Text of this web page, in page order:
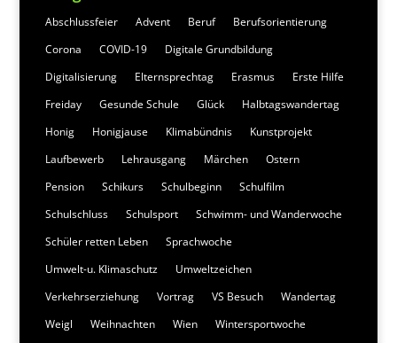
Abschlussfeier Advent Beruf
Berufsorientierung
Corona
COVID-19
Digitale Grundbildung
Digitalisierung
Elternsprechtag Erasmus
Erste Hilfe
Freiday
Gesunde Schule Glück
Halbtagswandertag
Honig
Honigjause Klimabündnis
Kunstprojekt
Laufbewerb
Lehrausgang Märchen
Ostern
Pension
Schikurs Schulbeginn
Schulfilm
Schulschluss
Schulsport
Schwimm- und Wanderwoche
Schüler retten Leben
Sprachwoche
Umwelt-u. Klimaschutz
Umweltzeichen
Verkehrserziehung
Vortrag VS Besuch
Wandertag
Weigl
Weihnachten Wien
Wintersportwoche